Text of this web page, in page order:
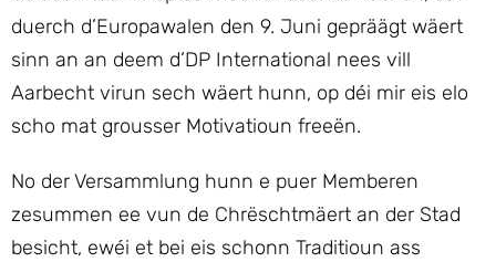
duerch d’Europawalen den 9. Juni gepräägt wäert
sinn an an deem d’DP International nees vill
Aarbecht virun sech wäert hunn, op déi mir eis elo
scho mat grousser Motivatioun freeën.
No der Versammlung hunn e puer Memberen
zesummen ee vun de Chrëschtmäert an der Stad
besicht, ewéi et bei eis schonn Traditioun ass